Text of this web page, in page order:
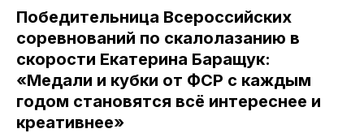
Победительница Всероссийских
соревнований по скалолазанию в
скорости Екатерина Баращук:
«Медали и кубки от ФСР с каждым
годом становятся всё интереснее и
креативнее»